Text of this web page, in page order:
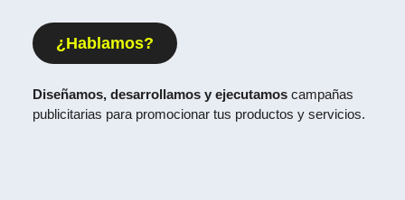
¿Hablamos?
Diseñamos, desarrollamos y ejecutamoscampañas
publicitarias para promocionar tus productos y servicios.